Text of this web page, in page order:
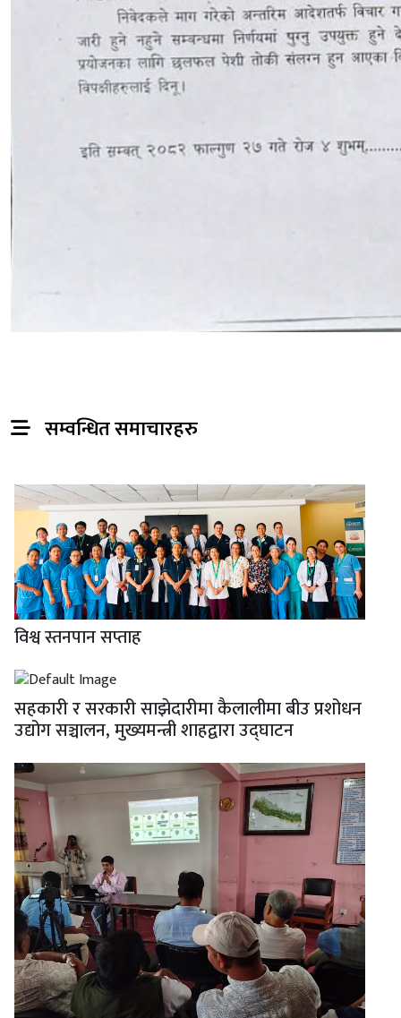
सम्वन्धित समाचारहरु
विश्व स्तनपान सप्ताह
सहकारी र सरकारी साझेदारीमा कैलालीमा बीउ प्रशोधन
उद्योग सञ्चालन, मुख्यमन्त्री शाहद्वारा उद्घाटन